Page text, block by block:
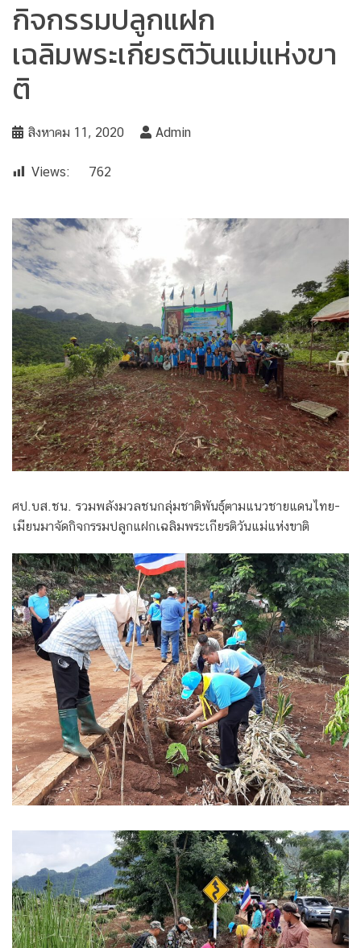
กิจกรรมปลูกแฝก
เฉลิมพระเกียรติวันแม่แห่งขา
ติ
สิงหาคม 11, 2020 Admin
Views: 762
ศป.บส.ชน. รวมพลังมวลชนกลุ่มชาติพันธ์ุตามแนวชายแดนไทย-
เมียนมาจัดกิจกรรมปลูกแฝกเฉลิมพระเกียรติวันแม่แห่งขาติ